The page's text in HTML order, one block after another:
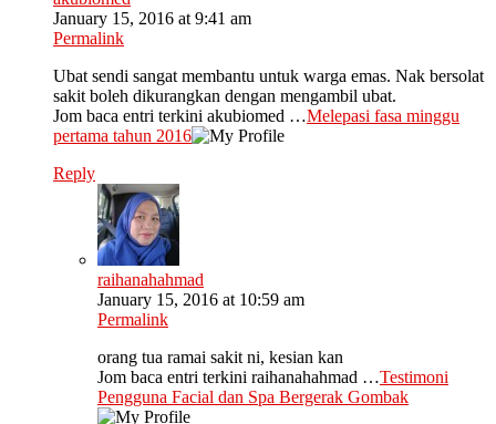
January 15, 2016 at 9:41 am
Permalink
Ubat sendi sangat membantu untuk warga emas. Nak bersolat
sakit boleh dikurangkan dengan mengambil ubat.
Jom baca entri terkini akubiomed …Melepasi fasa minggu
pertama tahun 2016
Reply
raihanahahmad
January 15, 2016 at 10:59 am
Permalink
orang tua ramai sakit ni, kesian kan
Jom baca entri terkini raihanahahmad …Testimoni
Pengguna Facial dan Spa Bergerak Gombak